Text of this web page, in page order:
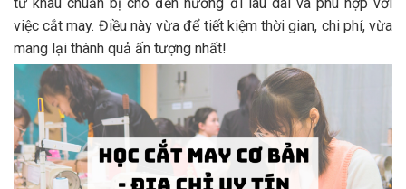
việc cắt may. Điều này vừa để tiết kiệm thời gian, chi phí, vừa
mang lại thành quả ấn tượng nhất!